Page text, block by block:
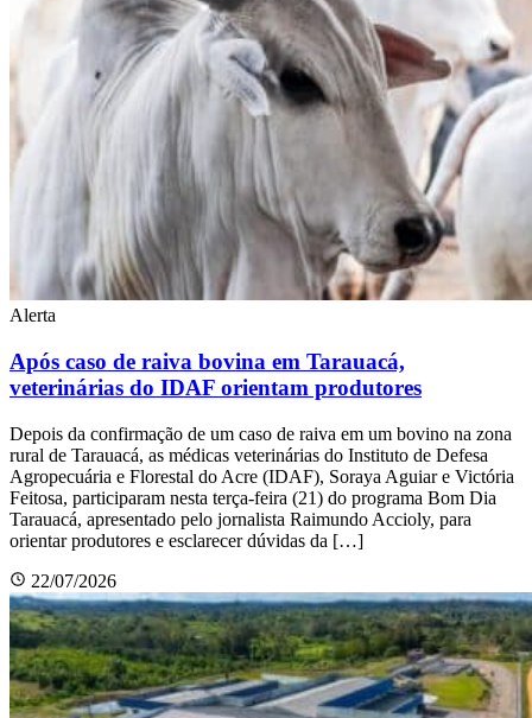
Alerta
Após caso de raiva bovina em Tarauacá,
veterinárias do IDAF orientam produtores
Depois da confirmação de um caso de raiva em um bovino na zona
rural de Tarauacá, as médicas veterinárias do Instituto de Defesa
Agropecuária e Florestal do Acre (IDAF), Soraya Aguiar e Victória
Feitosa, participaram nesta terça-feira (21) do programa Bom Dia
Tarauacá, apresentado pelo jornalista Raimundo Accioly, para
orientar produtores e esclarecer dúvidas da […]
22/07/2026